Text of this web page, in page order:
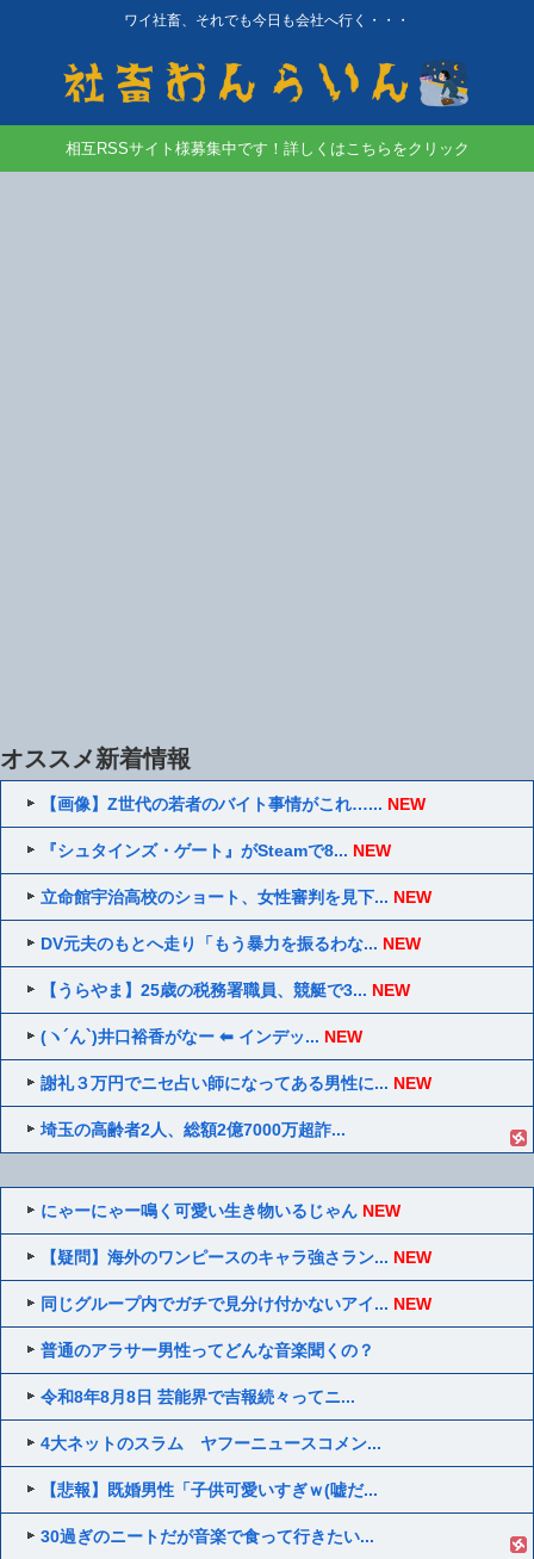
ワイ社畜、それでも今日も会社へ行く・・・
相互RSSサイト様募集中です！詳しくはこちらをクリック
オススメ新着情報
【画像】Z世代の若者のバイト事情がこれ…... NEW
『シュタインズ・ゲート』がSteamで8... NEW
立命館宇治高校のショート、女性審判を見下... NEW
DV元夫のもとへ走り「もう暴力を振るわな... NEW
【うらやま】25歳の税務署職員、競艇で3... NEW
(ヽ´ん`)井口裕香がなー ⬅ インデッ... NEW
謝礼３万円でニセ占い師になってある男性に... NEW
埼玉の高齢者2人、総額2億7000万超詐...
にゃーにゃー鳴く可愛い生き物いるじゃん NEW
【疑問】海外のワンピースのキャラ強さラン... NEW
同じグループ内でガチで見分け付かないアイ... NEW
普通のアラサー男性ってどんな音楽聞くの？
令和8年8月8日 芸能界で吉報続々ってニ...
4大ネットのスラム ヤフーニュースコメン...
【悲報】既婚男性「子供可愛いすぎｗ(嘘だ...
30過ぎのニートだが音楽で食って行きたい...